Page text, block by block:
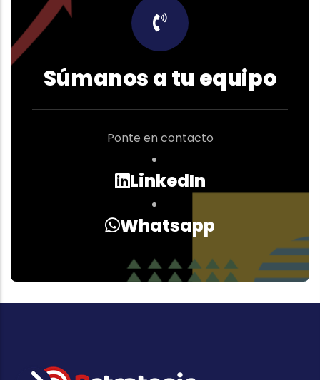
Súmanos a tu equipo
Ponte en contacto
LinkedIn
Whatsapp